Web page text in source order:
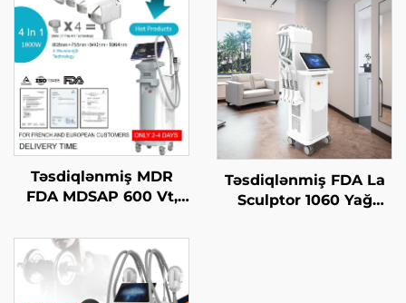
Təsdiqlənmiş MDR
FDA MDSAP 600 Vt,
Vt, 4-in-1 əvəz edilə
bilən nöqtələr ilə 755
nm, 808 nm, 940 nm,
1064 nm diod laser saç
Təsdiqlənmiş FDA La
Sculptor 1060 Yağ